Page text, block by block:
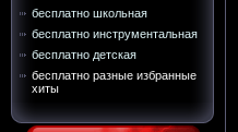
бесплатно школьная
бесплатно инструментальная
бесплатно детская
бесплатно разные избранные
хиты